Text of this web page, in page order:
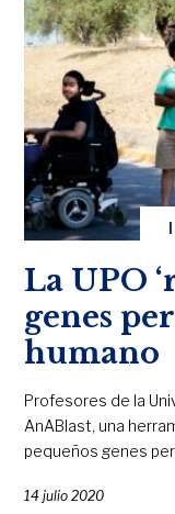
La UPO
genes
humano
Profesores de la
AnABlast, una
pequeños genes
14 julio 2020